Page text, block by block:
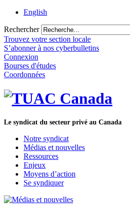
English
Rechercher
Trouvez votre section locale
S’abonner à nos cyberbulletins
Connexion
Bourses d'études
Coordonnées
Le syndicat du secteur privé au Canada
Notre syndicat
Médias et nouvelles
Ressources
Enjeux
Moyens d’action
Se syndiquer